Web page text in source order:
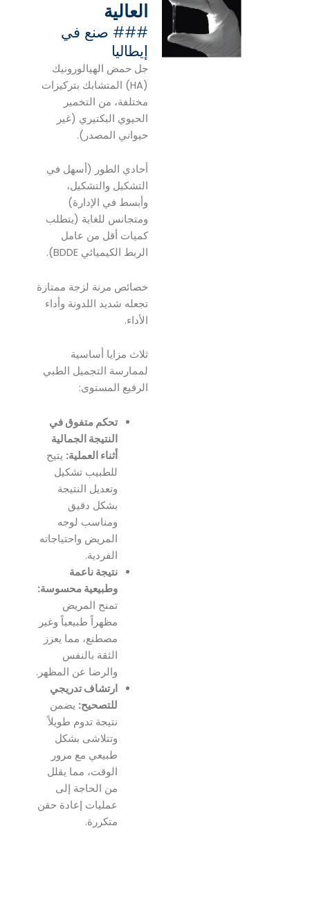
العالية
### صنع في
إيطاليا
جل حمض الهيالورونيك
(HA) المتشابك بتركيزات
مختلفة، من التخمير
الحيوي البكتيري (غير
حيواني المصدر).
أحادي الطور (أسهل في
التشكيل والتشكيل،
وأبسط في الإدارة)
ومتجانس للغاية (يتطلب
كميات أقل من عامل
الربط الكيميائي BDDE).
خصائص مرنة لزجة ممتازة
تجعله شديد اللدونة وأداء
الأداء.
ثلاث مزايا أساسية
لممارسة التجميل الطبي
الرفيع المستوى:
تحكم متفوق في
النتيجة الجمالية
أثناء العملية: يتيح
للطبيب تشكيل
وتعديل النتيجة
بشكل دقيق
ومناسب لوجه
المريض واحتياجاته
الفردية.
نتيجة ناعمة
وطبيعية محسوسة:
تمنح المريض
مظهراً طبيعياً وغير
مصطنع، مما يعزز
الثقة بالنفس
والرضا عن المظهر.
ارتشاف تدريجي
للتصحيح: يضمن
نتيجة تدوم طويلاً
وتتلاشى بشكل
طبيعي مع مرور
الوقت، مما يقلل
من الحاجة إلى
عمليات إعادة حقن
متكررة.